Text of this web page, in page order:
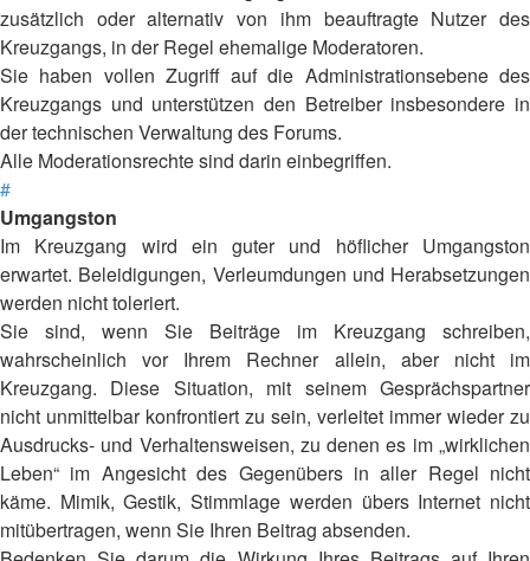
zusätzlich oder alternativ von ihm beauftragte Nutzer des
Kreuzgangs, in der Regel ehemalige Moderatoren.
Sie haben vollen Zugriff auf die Administrationsebene des
Kreuzgangs und unterstützen den Betreiber insbesondere in
der technischen Verwaltung des Forums.
Alle Moderationsrechte sind darin einbegriffen.
#
Umgangston
Im Kreuzgang wird ein guter und höflicher Umgangston
erwartet. Beleidigungen, Verleumdungen und Herabsetzungen
werden nicht toleriert.
Sie sind, wenn Sie Beiträge im Kreuzgang schreiben,
wahrscheinlich vor Ihrem Rechner allein, aber nicht im
Kreuzgang. Diese Situation, mit seinem Gesprächspartner
nicht unmittelbar konfrontiert zu sein, verleitet immer wieder zu
Ausdrucks- und Verhaltensweisen, zu denen es im „wirklichen
Leben“ im Angesicht des Gegenübers in aller Regel nicht
käme. Mimik, Gestik, Stimmlage werden übers Internet nicht
mitübertragen, wenn Sie Ihren Beitrag absenden.